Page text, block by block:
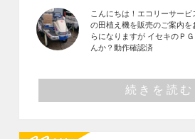
こんにちは！エコリーサー
の田植え機を販売のご案内を
らになりますが イセキのＰ
んか？動作確認済
続きを読む